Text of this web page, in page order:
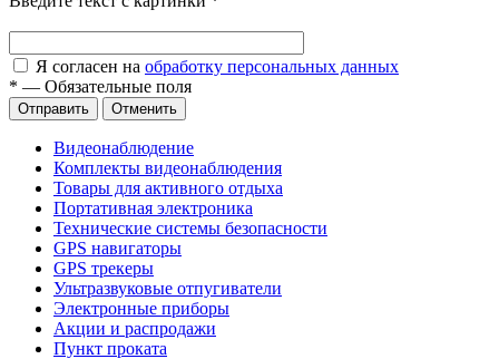
Я согласен на обработку персональных данных
* — Обязательные поля
Отправить Отменить
Видеонаблюдение
Комплекты видеонаблюдения
Товары для активного отдыха
Портативная электроника
Технические системы безопасности
GPS навигаторы
GPS трекеры
Ультразвуковые отпугиватели
Электронные приборы
Акции и распродажи
Пункт проката